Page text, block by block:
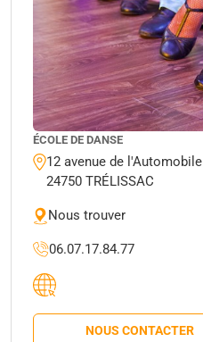
ÉCOLE DE DANSE
12 avenue de l'Automobile
24750 TRÉLISSAC
Nous trouver
06.07.17.84.77
NOUS CONTACTER